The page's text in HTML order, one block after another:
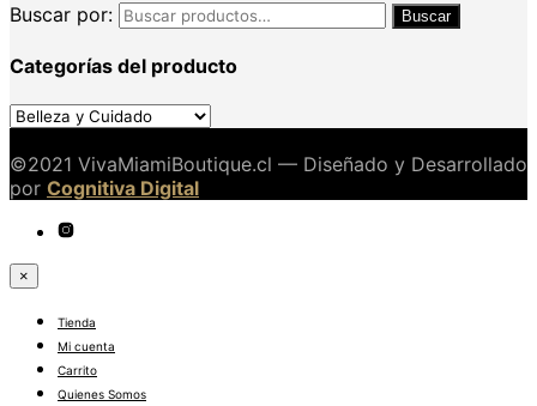
Buscar por: Buscar
Categorías del producto
©2021 VivaMiamiBoutique.cl — Diseñado y Desarrollado
por Cognitiva Digital
×
Tienda
Mi cuenta
Carrito
Quienes Somos